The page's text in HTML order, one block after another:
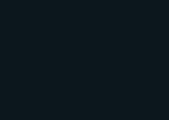
2018, 43-